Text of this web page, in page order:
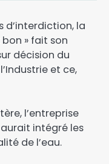
d’interdiction, la
bon » fait son
décision du
et ce,
l’entreprise
intégré les
de l’eau.